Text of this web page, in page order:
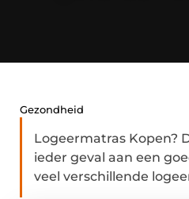
Gezondheid
Logeermatras Kopen?
ieder geval aan een
veel verschillende